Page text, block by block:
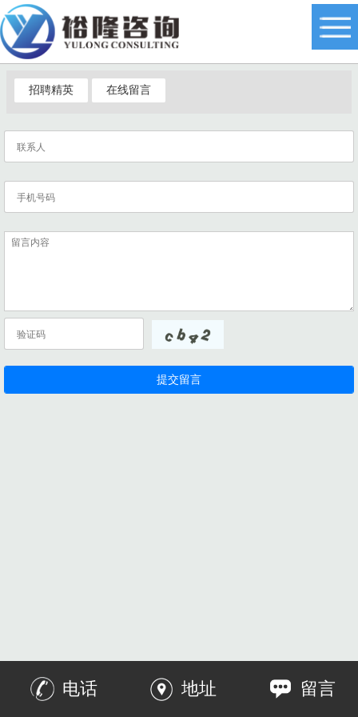
招聘精英 在线留言
电话 地址 留言